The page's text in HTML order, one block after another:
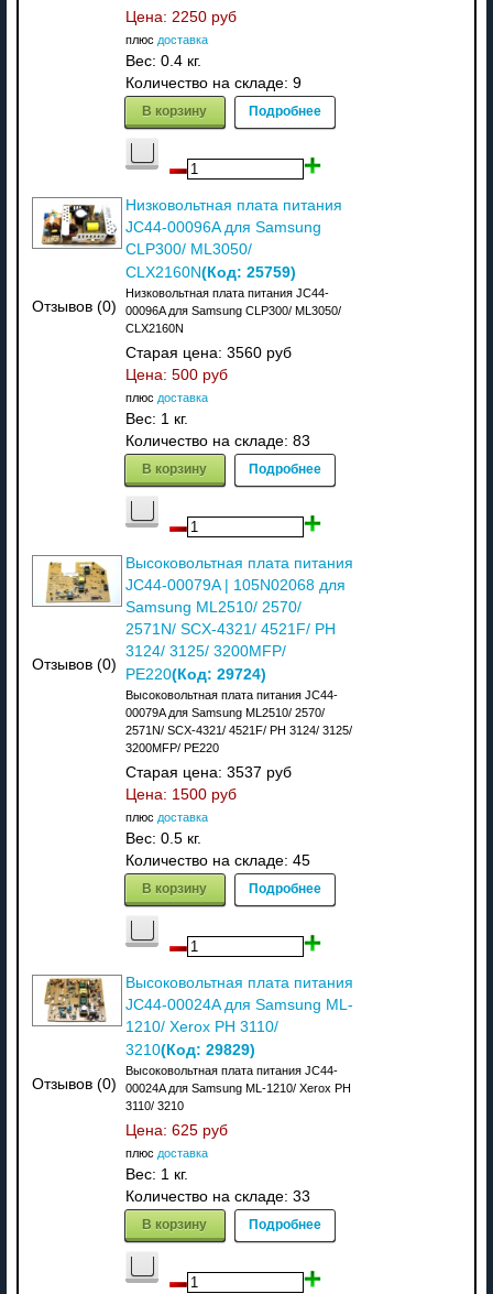
Цена: 2250 руб
плюс доставка
Вес: 0.4 кг.
Количество на складе: 9
В корзину Подробнее
Отзывов (0)
Низковольтная плата питания
JC44-00096A для Samsung
CLP300/ ML3050/
CLX2160N(Код: 25759)
Низковольтная плата питания JC44-
00096A для Samsung CLP300/ ML3050/
CLX2160N
Старая цена: 3560 руб
Цена: 500 руб
плюс доставка
Вес: 1 кг.
Количество на складе: 83
В корзину Подробнее
Отзывов (0)
Высоковольтная плата питания
JC44-00079A | 105N02068 для
Samsung ML2510/ 2570/
2571N/ SCX-4321/ 4521F/ PH
3124/ 3125/ 3200MFP/
PE220(Код: 29724)
Высоковольтная плата питания JC44-
00079A для Samsung ML2510/ 2570/
2571N/ SCX-4321/ 4521F/ PH 3124/ 3125/
3200MFP/ PE220
Старая цена: 3537 руб
Цена: 1500 руб
плюс доставка
Вес: 0.5 кг.
Количество на складе: 45
В корзину Подробнее
Отзывов (0)
Высоковольтная плата питания
JC44-00024A для Samsung ML-
1210/ Xerox PH 3110/
3210(Код: 29829)
Высоковольтная плата питания JC44-
00024A для Samsung ML-1210/ Xerox PH
3110/ 3210
Цена: 625 руб
плюс доставка
Вес: 1 кг.
Количество на складе: 33
В корзину Подробнее